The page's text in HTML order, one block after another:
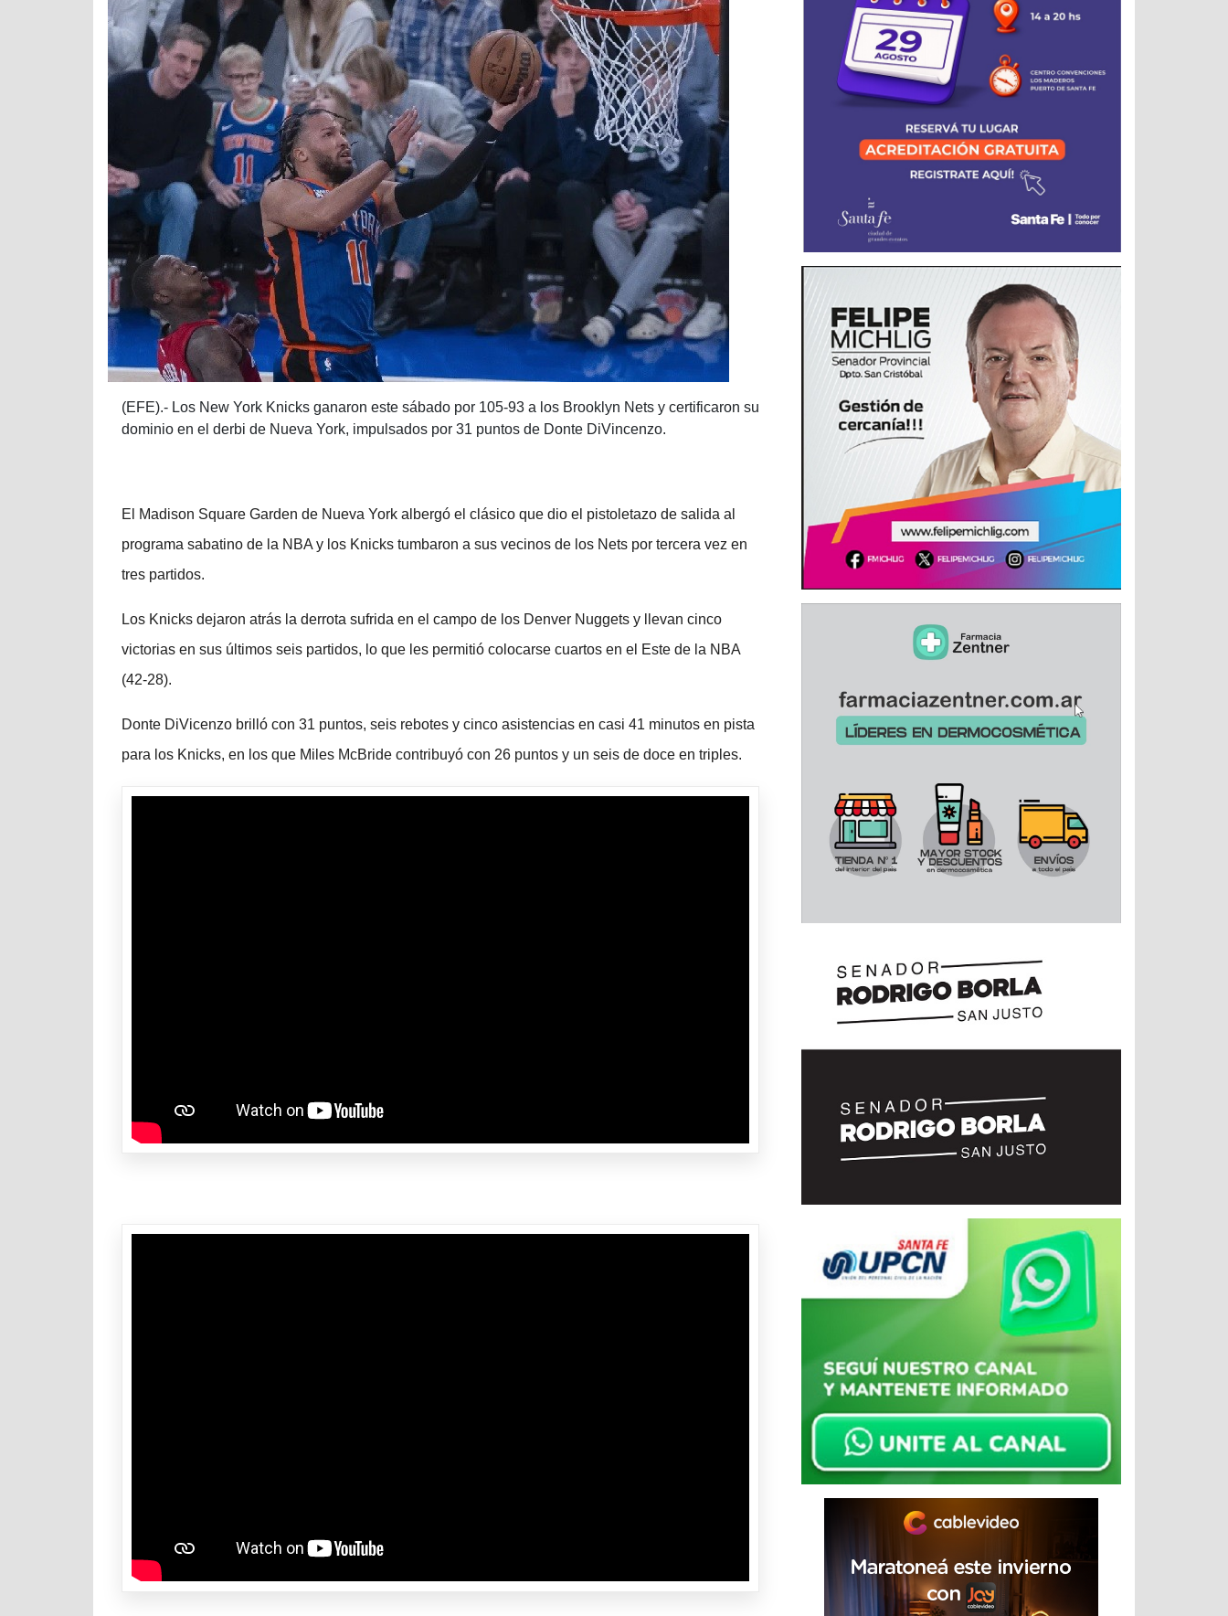
(EFE).- Los New York Knicks ganaron este sábado por 105-93 a los Brooklyn Nets y certificaron su
dominio en el derbi de Nueva York, impulsados por 31 puntos de Donte DiVincenzo.
El Madison Square Garden de Nueva York albergó el clásico que dio el pistoletazo de salida al
programa sabatino de la NBA y los Knicks tumbaron a sus vecinos de los Nets por tercera vez en
tres partidos.
Los Knicks dejaron atrás la derrota sufrida en el campo de los Denver Nuggets y llevan cinco
victorias en sus últimos seis partidos, lo que les permitió colocarse cuartos en el Este de la NBA
(42-28).
Donte DiVicenzo brilló con 31 puntos, seis rebotes y cinco asistencias en casi 41 minutos en pista
para los Knicks, en los que Miles McBride contribuyó con 26 puntos y un seis de doce en triples.